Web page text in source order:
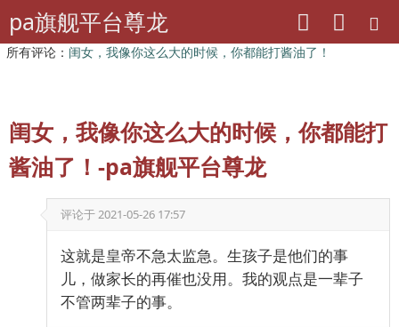
pa旗舰平台尊龙
pa旗舰平台尊龙 专题 调查
所有评论： 闺女，我像你这么大的时候，你都能打酱油了！
闺女，我像你这么大的时候，你都能打
酱油了！-pa旗舰平台尊龙
评论于2021-05-26 17:57
这就是皇帝不急太监急。生孩子是他们的事
儿，做家长的再催也没用。我的观点是一辈子
不管两辈子的事。